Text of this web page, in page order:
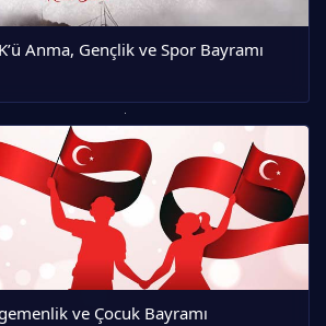
Anma, Gençlik ve Spor Bayramı
ve Çocuk Bayramı